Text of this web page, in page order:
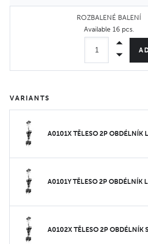
ROZBALENÉ BALENÍ
Available 16 pcs.
VARIANTS
A0101X TĚLESO 2P OBDÉLNÍK
A0101Y TĚLESO 2P OBDÉLNÍK
A0102X TĚLESO 2P OBDÉLNÍK